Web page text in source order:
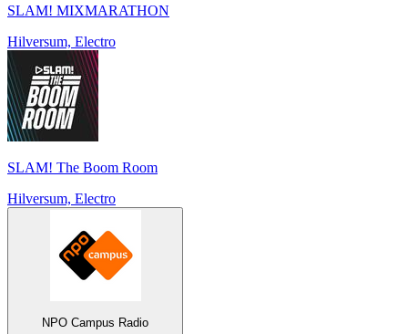
SLAM! MIXMARATHON
Hilversum, Electro
SLAM! The Boom Room
Hilversum, Electro
NPO Campus Radio